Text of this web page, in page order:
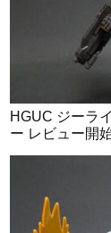
HGUC ジーラ
ー レビュー開